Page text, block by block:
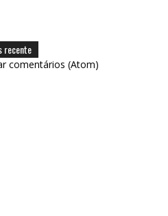
recente
comentários (Atom)